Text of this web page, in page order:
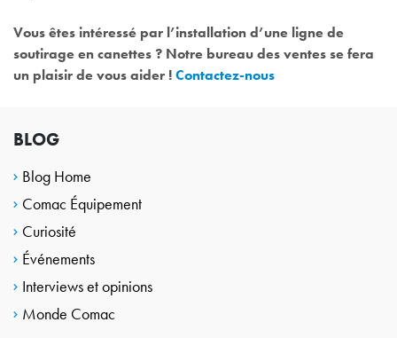
BLOG
Blog Home
Comac Équipement
Curiosité
Événements
Interviews et opinions
Monde Comac
Vous êtes intéressé par l’installation d’une ligne de
soutirage en canettes ? Notre bureau des ventes se fera
un plaisir de vous aider !Contactez-nous